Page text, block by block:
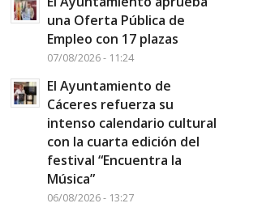
una Oferta Pública de
Empleo con 17 plazas
07/08/2026 - 11:24
El Ayuntamiento de
Cáceres refuerza su
intenso calendario cultural
con la cuarta edición del
festival “Encuentra la
Música”
06/08/2026 - 13:27